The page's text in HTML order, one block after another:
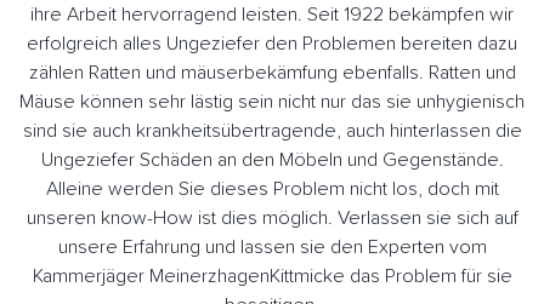
ihre Arbeit hervorragend leisten. Seit 1922 bekämpfen wir
erfolgreich alles Ungeziefer den Problemen bereiten dazu
zählen Ratten und mäuserbekämfung ebenfalls. Ratten und
Mäuse können sehr lästig sein nicht nur das sie unhygienisch
sind sie auch krankheitsübertragende, auch hinterlassen die
Ungeziefer Schäden an den Möbeln und Gegenstände.
Alleine werden Sie dieses Problem nicht los, doch mit
unseren know-How ist dies möglich. Verlassen sie sich auf
unsere Erfahrung und lassen sie den Experten vom
Kammerjäger MeinerzhagenKittmicke das Problem für sie